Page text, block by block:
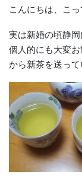
こんにちは、こっ
実は新婚の頃静
個人的にも大変
から新茶を送っ